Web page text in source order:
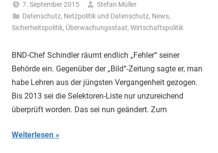
7. September 2015
Stefan Müller
Datenschutz, Netzpolitik und Datenschutz, News,
Sicherheitspolitik, Überwachungsstaat, Wirtschaftspolitik
BND-Chef Schindler räumt endlich „Fehler“ seiner
Behörde ein. Gegenüber der „Bild“-Zeitung sagte er, man
habe Lehren aus der jüngsten Vergangenheit gezogen.
Bis 2013 sei die Selektoren-Liste nur unzureichend
überprüft worden. Das sei nun geändert. Zum
Weiterlesen